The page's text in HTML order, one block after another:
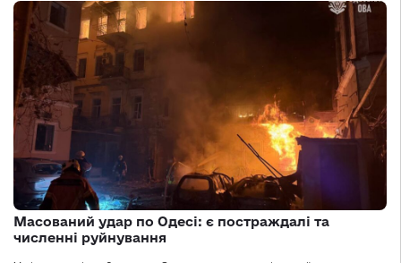
Масований удар по Одесі: є постраждалі та
численні руйнування